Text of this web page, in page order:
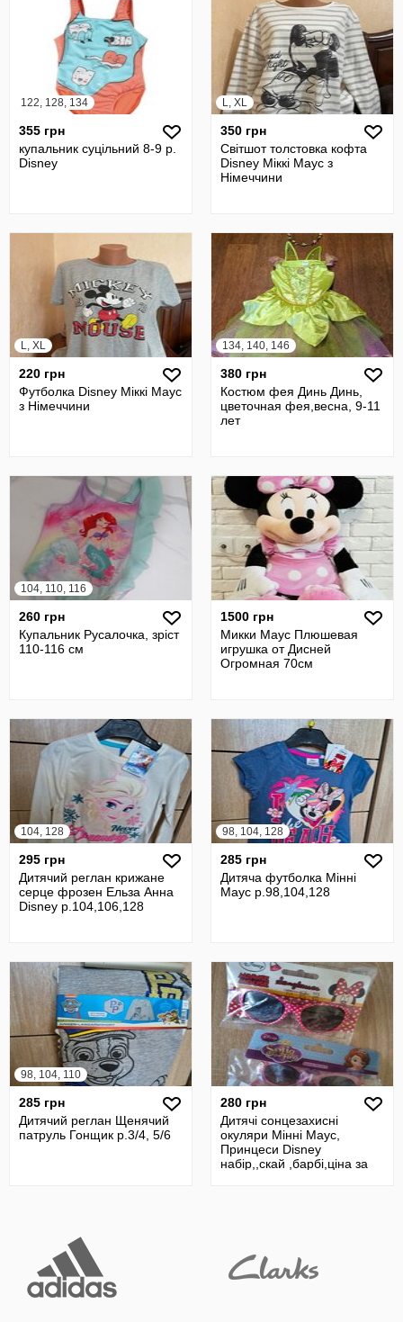
122, 128, 134
355 грн
купальник суцільний 8-9 р.
Disney
L, XL
350 грн
Світшот толстовка кофта
Disney Міккі Маус з
Німеччини
L, XL
220 грн
Футболка Disney Міккі Маус
з Німеччини
134, 140, 146
380 грн
Костюм фея Динь Динь,
цветочная фея,весна, 9-11
лет
104, 110, 116
260 грн
Купальник Русалочка, зріст
110-116 см
1500 грн
Микки Маус Плюшевая
игрушка от Дисней
Огромная 70см
104, 128
295 грн
Дитячий реглан крижане
серце фрозен Ельза Анна
Disney р.104,106,128
98, 104, 128
285 грн
Дитяча футболка Мінні
Маус р.98,104,128
98, 104, 110
285 грн
Дитячий реглан Щенячий
патруль Гонщик р.3/4, 5/6
280 грн
Дитячі сонцезахисні
окуляри Мінні Маус,
Принцеси Disney
набір,,скай ,барбі,ціна за